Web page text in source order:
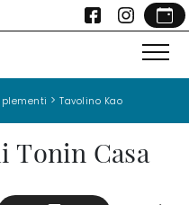
> Tavolino Kao
Tonin Casa